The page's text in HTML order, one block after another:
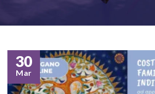
30
Mar